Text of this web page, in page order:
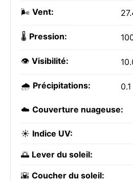
🌬️ Vent:
🌡️ Pression:
👁️ Visibilité:
🌧️ Précipitations:
☁️ Couverture nuageuse:
☀️ Indice UV:
🌅 Lever du soleil:
🌇 Coucher du soleil: